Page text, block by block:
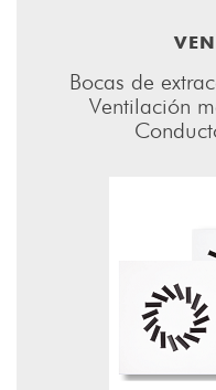
Bocas de
Ventilación